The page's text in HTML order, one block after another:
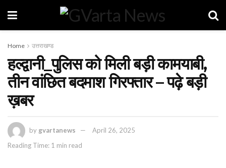
Home उत्तराखण्ड
हल्द्वानी_पुलिस को मिली बड़ी कामयाबी,
तीन वांछित बदमाश गिरफ्तार – पढ़े बड़ी
ख़बर
by gvartanews
April 26, 2025
Reading Time: 1 min read